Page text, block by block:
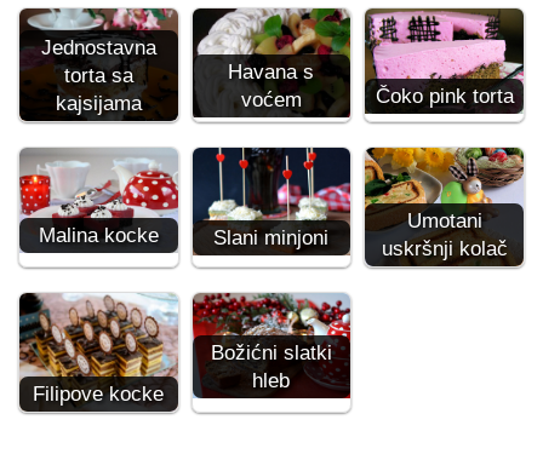
Jednostavna
torta sa
kajsijama
Havana s
voćem
Čoko pink torta
Malina kocke Slani minjoni
Umotani
uskršnji kolač
Filipove kocke
Božićni slatki
hleb